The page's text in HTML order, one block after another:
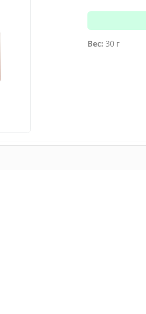
Вес:30 г